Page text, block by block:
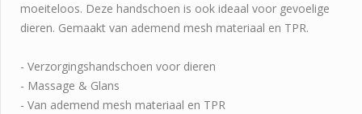
moeiteloos. Deze handschoen is ook ideaal voor gevoelige
dieren. Gemaakt van ademend mesh materiaal en TPR.
- Verzorgingshandschoen voor dieren
- Massage & Glans
- Van ademend mesh materiaal en TPR